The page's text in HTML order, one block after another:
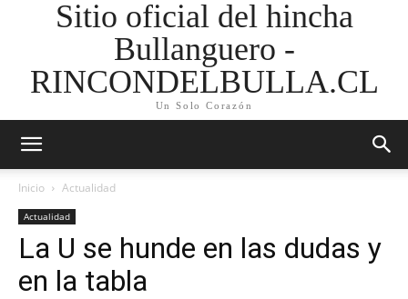
Sitio oficial del hincha
Bullanguero -
RINCONDELBULLA.CL
Un Solo Corazón
Inicio Actualidad
Actualidad
La U se hunde en las dudas y
en la tabla